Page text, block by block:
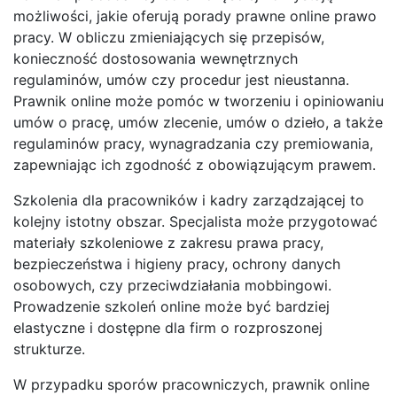
możliwości, jakie oferują porady prawne online prawo
pracy. W obliczu zmieniających się przepisów,
konieczność dostosowania wewnętrznych
regulaminów, umów czy procedur jest nieustanna.
Prawnik online może pomóc w tworzeniu i opiniowaniu
umów o pracę, umów zlecenie, umów o dzieło, a także
regulaminów pracy, wynagradzania czy premiowania,
zapewniając ich zgodność z obowiązującym prawem.
Szkolenia dla pracowników i kadry zarządzającej to
kolejny istotny obszar. Specjalista może przygotować
materiały szkoleniowe z zakresu prawa pracy,
bezpieczeństwa i higieny pracy, ochrony danych
osobowych, czy przeciwdziałania mobbingowi.
Prowadzenie szkoleń online może być bardziej
elastyczne i dostępne dla firm o rozproszonej
strukturze.
W przypadku sporów pracowniczych, prawnik online